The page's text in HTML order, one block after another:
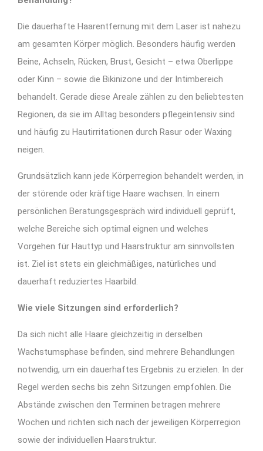
Die dauerhafte Haarentfernung mit dem Laser ist nahezu
am gesamten Körper möglich. Besonders häufig werden
Beine, Achseln, Rücken, Brust, Gesicht – etwa Oberlippe
oder Kinn – sowie die Bikinizone und der Intimbereich
behandelt. Gerade diese Areale zählen zu den beliebtesten
Regionen, da sie im Alltag besonders pflegeintensiv sind
und häufig zu Hautirritationen durch Rasur oder Waxing
neigen.
Grundsätzlich kann jede Körperregion behandelt werden, in
der störende oder kräftige Haare wachsen. In einem
persönlichen Beratungsgespräch wird individuell geprüft,
welche Bereiche sich optimal eignen und welches
Vorgehen für Hauttyp und Haarstruktur am sinnvollsten
ist. Ziel ist stets ein gleichmäßiges, natürliches und
dauerhaft reduziertes Haarbild.
Wie viele Sitzungen sind erforderlich?
Da sich nicht alle Haare gleichzeitig in derselben
Wachstumsphase befinden, sind mehrere Behandlungen
notwendig, um ein dauerhaftes Ergebnis zu erzielen. In der
Regel werden sechs bis zehn Sitzungen empfohlen. Die
Abstände zwischen den Terminen betragen mehrere
Wochen und richten sich nach der jeweiligen Körperregion
sowie der individuellen Haarstruktur.